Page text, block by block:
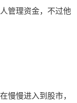
管理资金，不过他
慢慢进入到股市，